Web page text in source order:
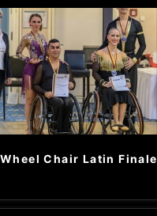
Wheel Chair Latin Finale